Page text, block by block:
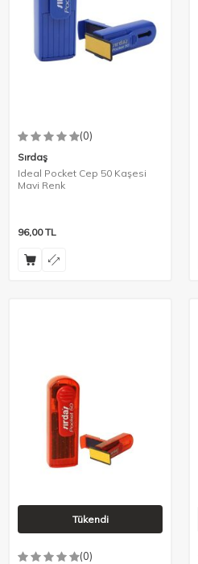
(0)
Sırdaş
Ideal Pocket Cep 50 Kaşesi
Mavi Renk
96,00TL
Tükendi
(0)